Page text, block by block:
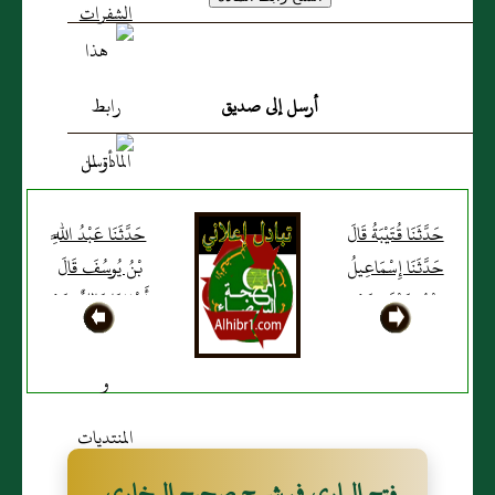
أرسل إلى صديق
حَدَّثَنَا قُتَيْبَةُ قَالَ
حَدَّثَنَا إِسْمَاعِيلُ
بْنُ جَعْفَرٍ عَنْ
حُمَيْدٍ عَنْ أَنَسِ
النَّبِيَّ صَلَّى اللَّهُ
نُخَامَةً فِي الْقِبْلَةِ
حَدَّثَنَا عَبْدُ اللَّهِ
بْنُ يُوسُفَ قَالَ
أَخْبَرَنَا مَالِكٌ عَنْ
هِشَامِ بْنِ عُرْوَةَ
عَائِشَةَ أُمِّ
الْمُؤْمِنِينَ "أَنَّ
رَسُولَ اللَّهِ صَلَّى